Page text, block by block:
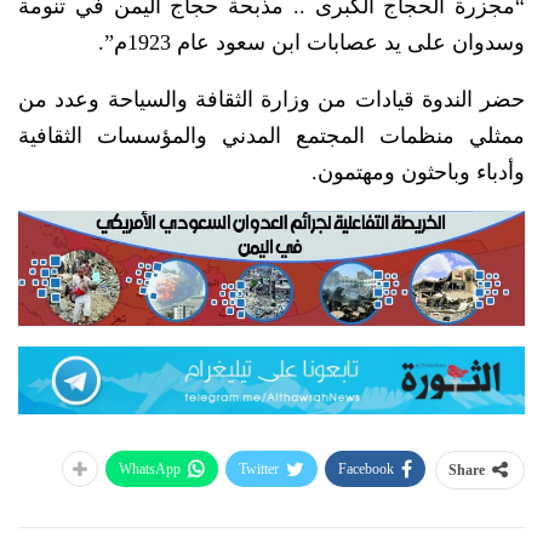
“مجزرة الحجاج الكبرى .. مذبحة حجاج اليمن في تنومة
وسدوان على يد عصابات ابن سعود عام 1923م”.
حضر الندوة قيادات من وزارة الثقافة والسياحة وعدد من
ممثلي منظمات المجتمع المدني والمؤسسات الثقافية
وأدباء وباحثون ومهتمون.
Share
Facebook
Twitter
WhatsApp